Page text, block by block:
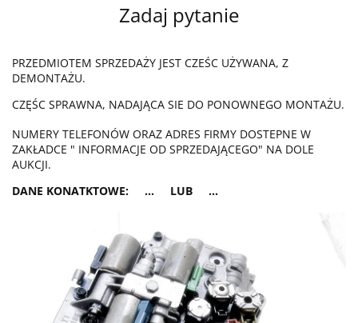
Zadaj pytanie
PRZEDMIOTEM SPRZEDAŻY JEST CZEŚC UŻYWANA, Z
DEMONTAŻU.
CZĘŚC SPRAWNA, NADAJĄCA SIE DO PONOWNEGO MONTAŻU.
NUMERY TELEFONÓW ORAZ ADRES FIRMY DOSTEPNE W
ZAKŁADCE " INFORMACJE OD SPRZEDAJĄCEGO" NA DOLE
AUKCJI.
DANE KONATKTOWE: ... LUB ...